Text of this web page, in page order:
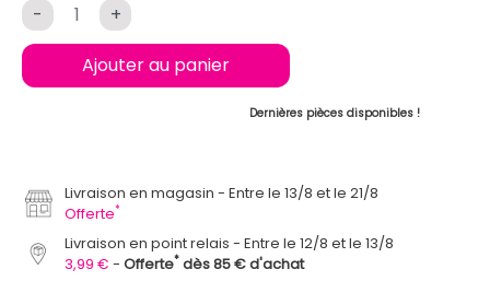
- +
Ajouter au panier
Dernières pièces disponibles !
Livraison en magasin
Entre le 13/8 et le 21/8
Offerte*
Livraison en point relais
Entre le 12/8 et le 13/8
3,99 €
Offerte* dès 85 € d'achat